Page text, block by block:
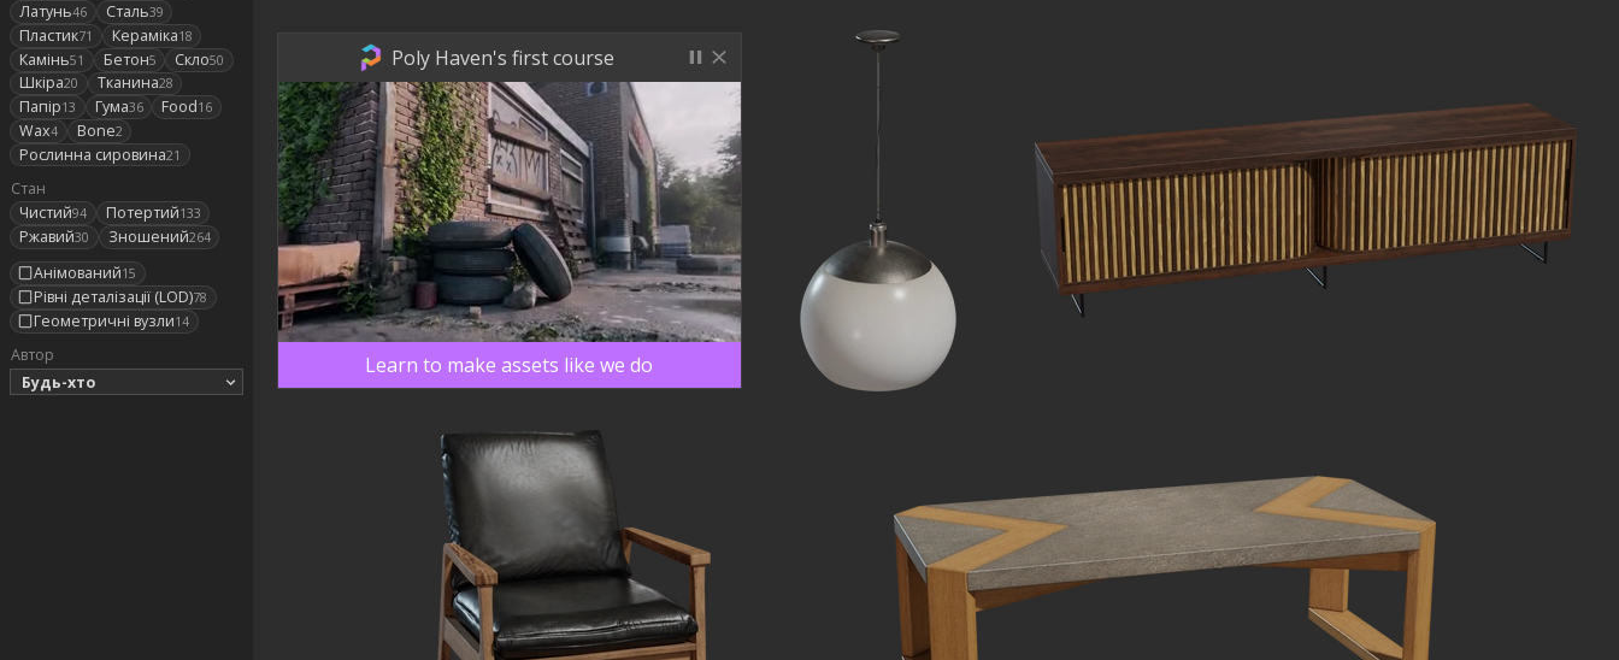
Латунь46 Сталь39
Пластик71 Кераміка18
Камінь51 Бетон5 Скло50
Шкіра20 Тканина28
Папір13 Гума36 Food16
Wax4 Bone2
Рослинна сировина21
Стан
Чистий94 Потертий133
Ржавий30 Зношений264
Анімований15
Рівні деталізації (LOD)78
Геометричні вузли14
Автор
Будь-хто
Poly Haven's first course
Learn to make assets like we do